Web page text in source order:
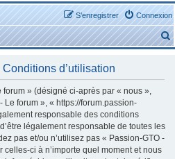
Connexion
S’enregistrer
e
d’utilisation
forum » (désigné ci-après par « nous »,
Le forum », « https://forum.passion-
responsable des conditions
légalement responsable de toutes les
pas et/ou n’utilisez pas « Passion-GTO -
celles-ci à n’importe quel moment et nous